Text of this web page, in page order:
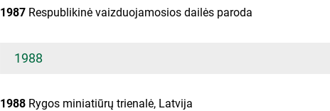
1987 Respublikinė vaizduojamosios dailės paroda
1988
1988 Rygos miniatiūrų trienalė, Latvija